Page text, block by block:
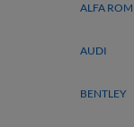
ALFA
AUDI
BENTLEY